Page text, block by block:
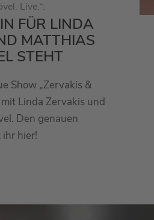
Live.“:
FÜR LINDA
MATTHIAS
STEHT
Show „Zervakis &
Linda Zervakis und
Den genauen
hier!